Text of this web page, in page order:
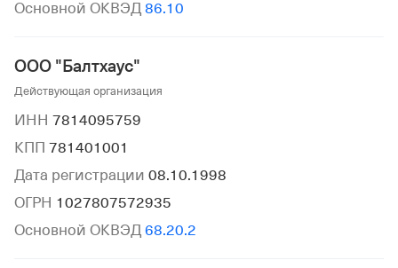
Основной ОКВЭД 86.10
ООО "Балтхаус"
Действующая организация
ИНН 7814095759
КПП 781401001
Дата регистрации 08.10.1998
ОГРН 1027807572935
Основной ОКВЭД 68.20.2